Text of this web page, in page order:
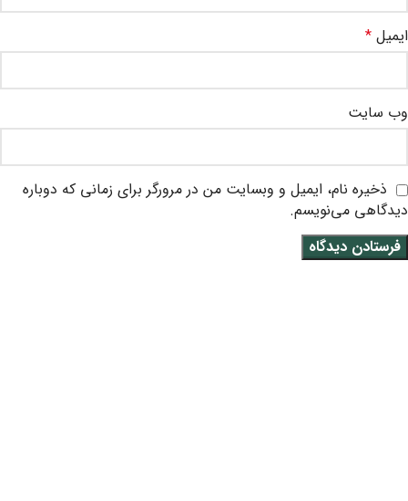
ایمیل *
وب‌ سایت
ذخیره نام، ایمیل و وبسایت من در مرورگر برای زمانی که دوباره
دیدگاهی می‌نویسم.